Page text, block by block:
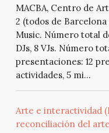
MACBA, Centro de
2 (todos de
Music. Número total
DJs, 8 VJs. Número
presentaciones: 12
actividades, 5 mi...
Arte e interactividad
reconciliación del